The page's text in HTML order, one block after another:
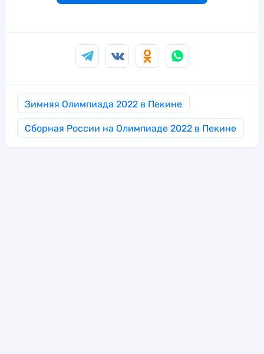
Зимняя Олимпиада 2022 в Пекине
Сборная России на Олимпиаде 2022 в Пекине